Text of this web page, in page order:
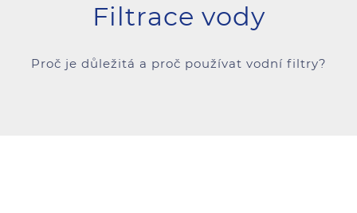
Filtrace vody
Proč je důležitá a proč používat vodní filtry?